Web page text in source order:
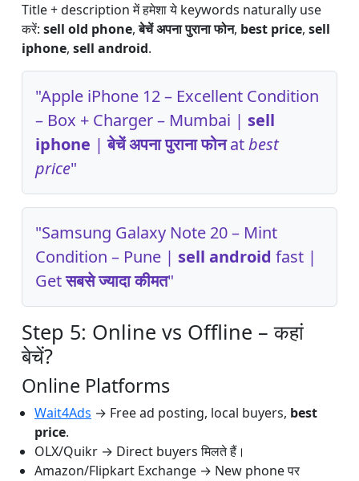
Title + description में हमेशा ये keywords naturally use
करें: sell old phone,बेचें अपना पुराना फोन, best price, sell
iphone, sell android.
"Apple iPhone 12 – Excellent Condition
– Box + Charger – Mumbai | sell
iphone |बेचें अपना पुराना फोनatbest
price"
"Samsung Galaxy Note 20 – Mint
Condition – Pune | sell android fast |
Getसबसे ज्यादा कीमत"
Step 5: Online vs Offline – कहां
बेचें?
Online Platforms
Wait4Ads → Free ad posting, local buyers, best
price.
OLX/Quikr → Direct buyers मिलते हैं।
Amazon/Flipkart Exchange → New phone पर